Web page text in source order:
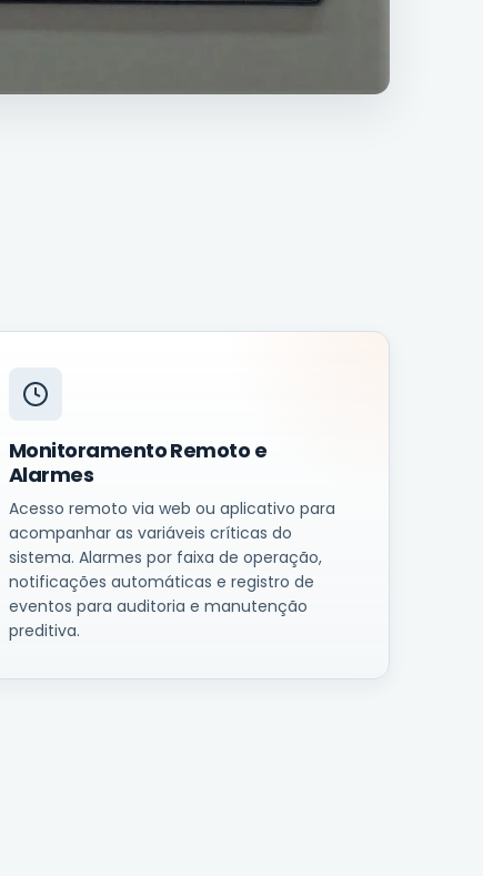
Monitoramento Remoto e
Alarmes
Acesso remoto via web ou aplicativo para
acompanhar as variáveis críticas do
sistema. Alarmes por faixa de operação,
notificações automáticas e registro de
eventos para auditoria e manutenção
preditiva.